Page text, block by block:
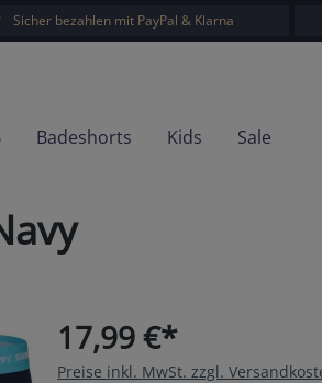
Sicher bezahlen mit PayPal & Klarna
Badeshorts Kids Sale
17,99 €*
Preise inkl. MwSt. zzgl.